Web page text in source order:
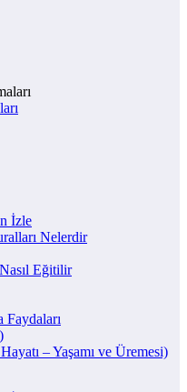
İzle
Nelerdir
Eğitilir
Faydaları
– Yaşamı ve Üremesi)